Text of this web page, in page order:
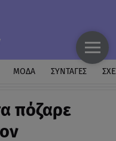
ΜΟΔΑ ΣΥΝΤΑΓΕΣ
πόζαρε